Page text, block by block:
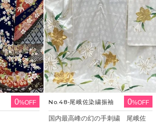
0%OFF No.48-尾峨佐染繍振袖 0%OFF
国内最高峰の幻の手刺繍 尾峨佐